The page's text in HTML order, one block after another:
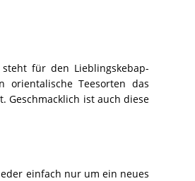
für den Lieblingskebap-
orientalische Teesorten das
Geschmacklich ist auch diese
einfach nur um ein neues